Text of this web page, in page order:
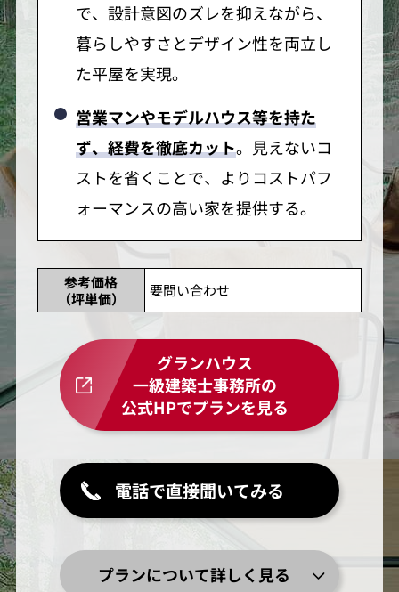
で、設計意図のズレを抑えながら、
暮らしやすさとデザイン性を両立し
た平屋を実現。
営業マンやモデルハウス等を持た
ず、経費を徹底カット。見えないコ
ストを省くことで、よりコストパフ
ォーマンスの高い家を提供する。
参考価格
（坪単価）
要問い合わせ
グランハウス
一級建築士事務所の
公式HPでプランを見る
電話で直接聞いてみる
プランについて詳しく見る